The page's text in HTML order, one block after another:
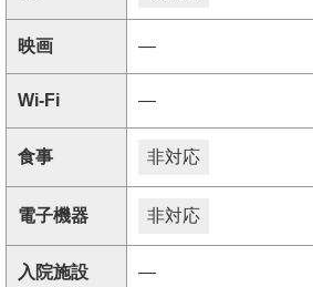
映画 ―
Wi-Fi ―
食事 非対応
電子機器 非対応
入院施設 ―